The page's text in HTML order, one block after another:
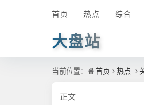
首页 热点 综合
大盘站
当前位置： 首页 热点
正文